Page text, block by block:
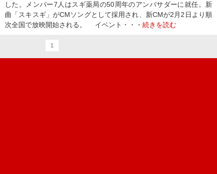
した。メンバー7人はスギ薬局の50周年のアンバサダーに就任。新
曲「スキスギ」がCMソングとして採用され、新CMが2月2日より順
次全国で放映開始される。 イベント・・・ 続きを読む
1